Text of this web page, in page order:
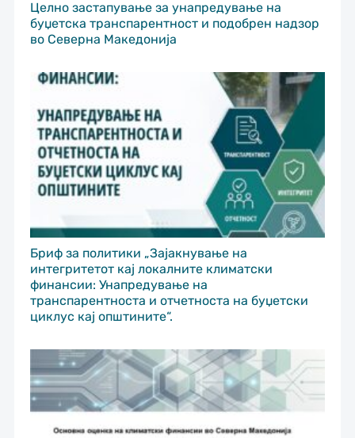
Целно застапување за унапредување на
буџетска транспарентност и подобрен надзор
во Северна Македонија
Бриф за политики „Зајакнување на
интегритетот кај локалните климатски
финансии: Унапредување на
транспарентноста и отчетноста на буџетски
циклус кај општините“.